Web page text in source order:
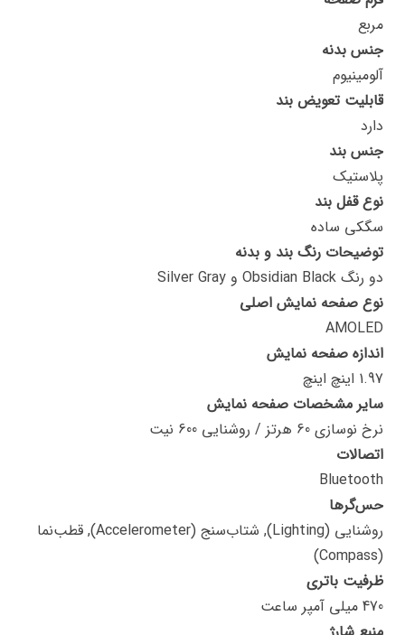
مربع
جنس بدنه
آلومینیوم
قابلیت تعویض بند
دارد
جنس بند
پلاستیک
نوع قفل بند
سگکی ساده
توضیحات رنگ بند و بدنه
دو رنگ Obsidian Black و Silver Gray
نوع صفحه نمایش اصلی
AMOLED
اندازه صفحه نمایش
1.97 اینچ اینچ
سایر مشخصات صفحه نمایش
نرخ نوسازی 60 هرتز / روشنایی 600 نیت
اتصالات
Bluetooth
حس‌گرها
روشنایی (Lighting), شتاب‌سنج (Accelerometer), قطب‌نما
(Compass)
ظرفیت باتری
470 میلی آمپر ساعت